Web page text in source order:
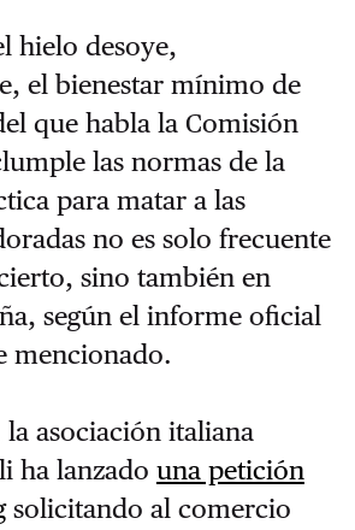
hielo desoye,
el bienestar mínimo de
que habla la Comisión
las normas de la
para matar a las
no es solo frecuente
sino también en
según el informe oficial
mencionado.
asociación italiana
ha lanzado una petición
solicitando al comercio